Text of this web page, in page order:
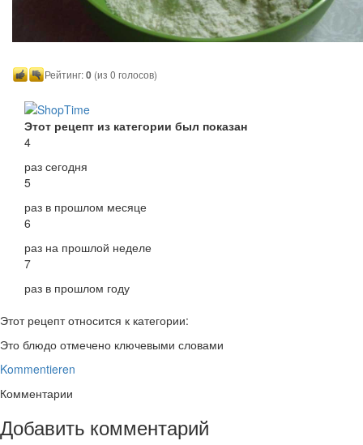
Рейтинг:0 (из 0 голосов)
Этот рецепт из категории был показан
4
раз сегодня
5
раз в прошлом месяце
6
раз на прошлой неделе
7
раз в прошлом году
Этот рецепт относится к категории:
Это блюдо отмечено ключевыми словами
Kommentieren
Комментарии
Добавить комментарий